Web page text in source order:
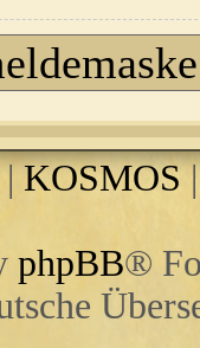
| KOSMOS
phpBB®